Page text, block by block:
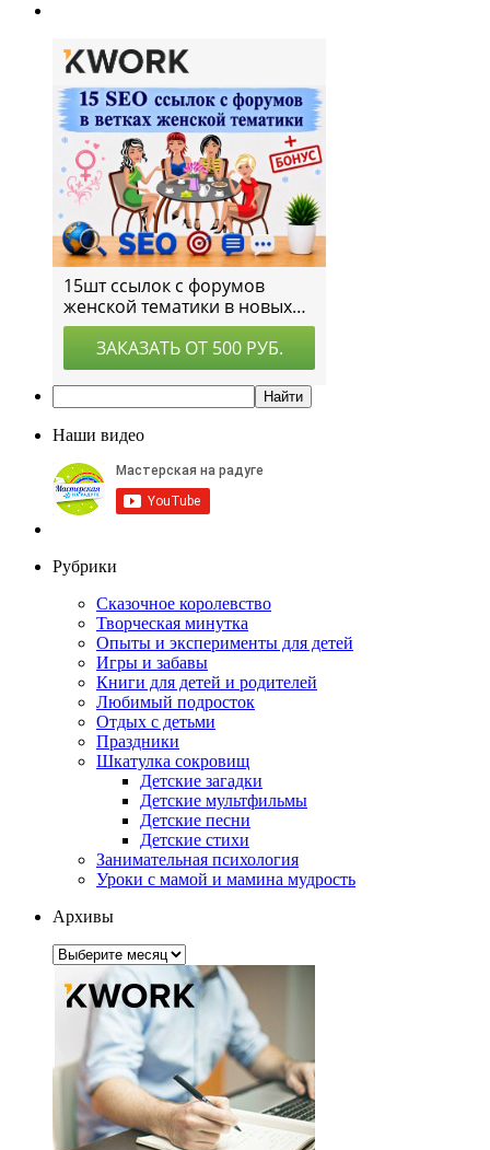
Наши видео
Рубрики
Сказочное королевство
Творческая минутка
Опыты и эксперименты для детей
Игры и забавы
Книги для детей и родителей
Любимый подросток
Отдых с детьми
Праздники
Шкатулка сокровищ
Детские загадки
Детские мультфильмы
Детские песни
Детские стихи
Занимательная психология
Уроки с мамой и мамина мудрость
Архивы
Архивы